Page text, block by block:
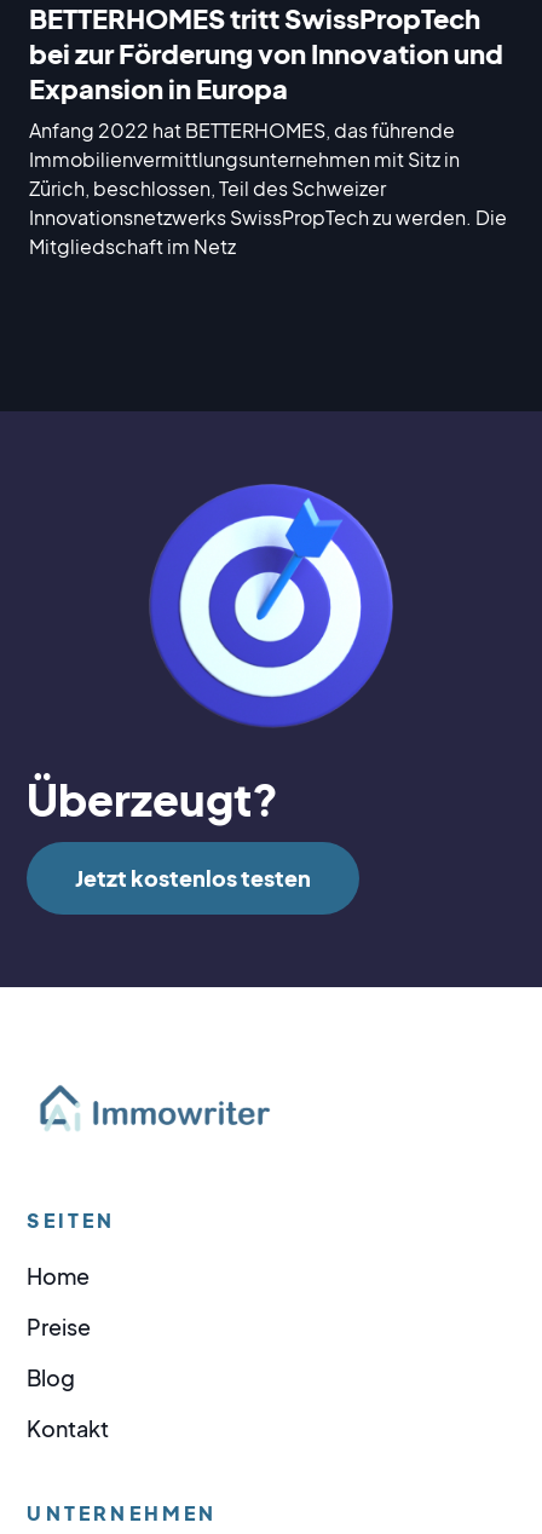
BETTERHOMES tritt SwissPropTech
bei zur Förderung von Innovation und
Expansion in Europa
Anfang 2022 hat BETTERHOMES, das führende
Immobilienvermittlungsunternehmen mit Sitz in
Zürich, beschlossen, Teil des Schweizer
Innovationsnetzwerks SwissPropTech zu werden. Die
Mitgliedschaft im Netz
Überzeugt?
Jetzt kostenlos testen
SEITEN
Home
Preise
Blog
Kontakt
UNTERNEHMEN